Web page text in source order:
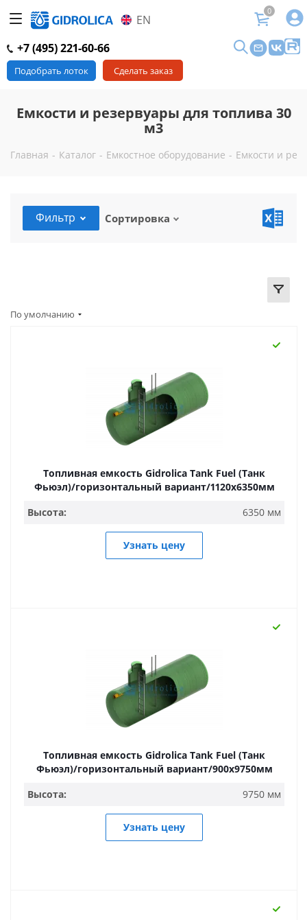
EN
0
+7 (495) 221-60-66
Подобрать лоток Сделать заказ
Емкости и резервуары для топлива 30
м3
Главная - Каталог - Емкостное оборудование - Емкости и
Фильтр Сортировка
По умолчанию
Топливная емкость Gidrolica Tank Fuel (Танк
Фьюэл)/горизонтальный вариант/1120х6350мм
Высота:
6350 мм
Узнать цену
Топливная емкость Gidrolica Tank Fuel (Танк
Фьюэл)/горизонтальный вариант/900х9750мм
Высота:
9750 мм
Узнать цену